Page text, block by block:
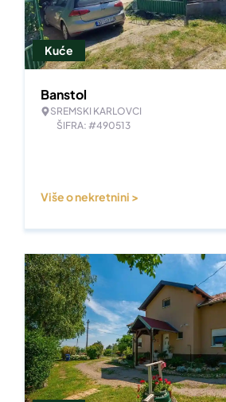
Kuće
Banstol
SREMSKI KARLOVCI
ŠIFRA: #490513
Više o nekretnini >